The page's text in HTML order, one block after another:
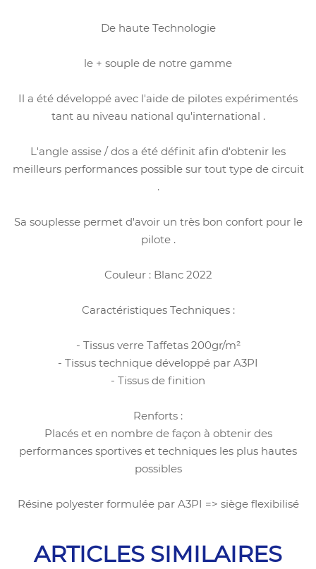
De haute Technologie
le + souple de notre gamme
Il a été développé avec l'aide de pilotes expérimentés
tant au niveau national qu'international .
L'angle assise / dos a été définit afin d'obtenir les
meilleurs performances possible sur tout type de circuit
.
Sa souplesse permet d'avoir un très bon confort pour le
pilote .
Couleur : Blanc 2022
Caractéristiques Techniques :
- Tissus verre Taffetas 200gr/m²
- Tissus technique développé par A3PI
- Tissus de finition
Renforts :
Placés et en nombre de façon à obtenir des
performances sportives et techniques les plus hautes
possibles
Résine polyester formulée par A3PI => siège flexibilisé
ARTICLES SIMILAIRES